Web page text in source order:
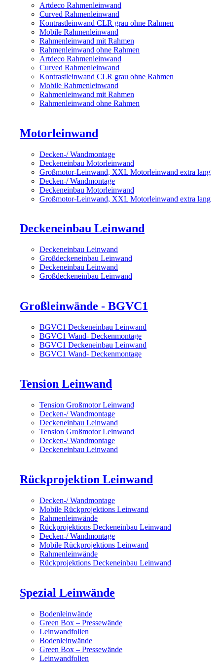
Artdeco Rahmenleinwand
Curved Rahmenleinwand
Kontrastleinwand CLR grau ohne Rahmen
Mobile Rahmenleinwand
Rahmenleinwand mit Rahmen
Rahmenleinwand ohne Rahmen
Artdeco Rahmenleinwand
Curved Rahmenleinwand
Kontrastleinwand CLR grau ohne Rahmen
Mobile Rahmenleinwand
Rahmenleinwand mit Rahmen
Rahmenleinwand ohne Rahmen
Motorleinwand
Decken-/ Wandmontage
Deckeneinbau Motorleinwand
Großmotor-Leinwand, XXL Motorleinwand extra lang
Decken-/ Wandmontage
Deckeneinbau Motorleinwand
Großmotor-Leinwand, XXL Motorleinwand extra lang
Deckeneinbau Leinwand
Deckeneinbau Leinwand
Großdeckeneinbau Leinwand
Deckeneinbau Leinwand
Großdeckeneinbau Leinwand
Großleinwände - BGVC1
BGVC1 Deckeneinbau Leinwand
BGVC1 Wand- Deckenmontage
BGVC1 Deckeneinbau Leinwand
BGVC1 Wand- Deckenmontage
Tension Leinwand
Tension Großmotor Leinwand
Decken-/ Wandmontage
Deckeneinbau Leinwand
Tension Großmotor Leinwand
Decken-/ Wandmontage
Deckeneinbau Leinwand
Rückprojektion Leinwand
Decken-/ Wandmontage
Mobile Rückprojektions Leinwand
Rahmenleinwände
Rückprojektions Deckeneinbau Leinwand
Decken-/ Wandmontage
Mobile Rückprojektions Leinwand
Rahmenleinwände
Rückprojektions Deckeneinbau Leinwand
Spezial Leinwände
Bodenleinwände
Green Box – Pressewände
Leinwandfolien
Bodenleinwände
Green Box – Pressewände
Leinwandfolien